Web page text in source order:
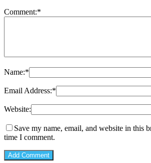
Comment:*
Name:*
Email Address:*
Website:
Save my name, email, and website in this
time I comment.